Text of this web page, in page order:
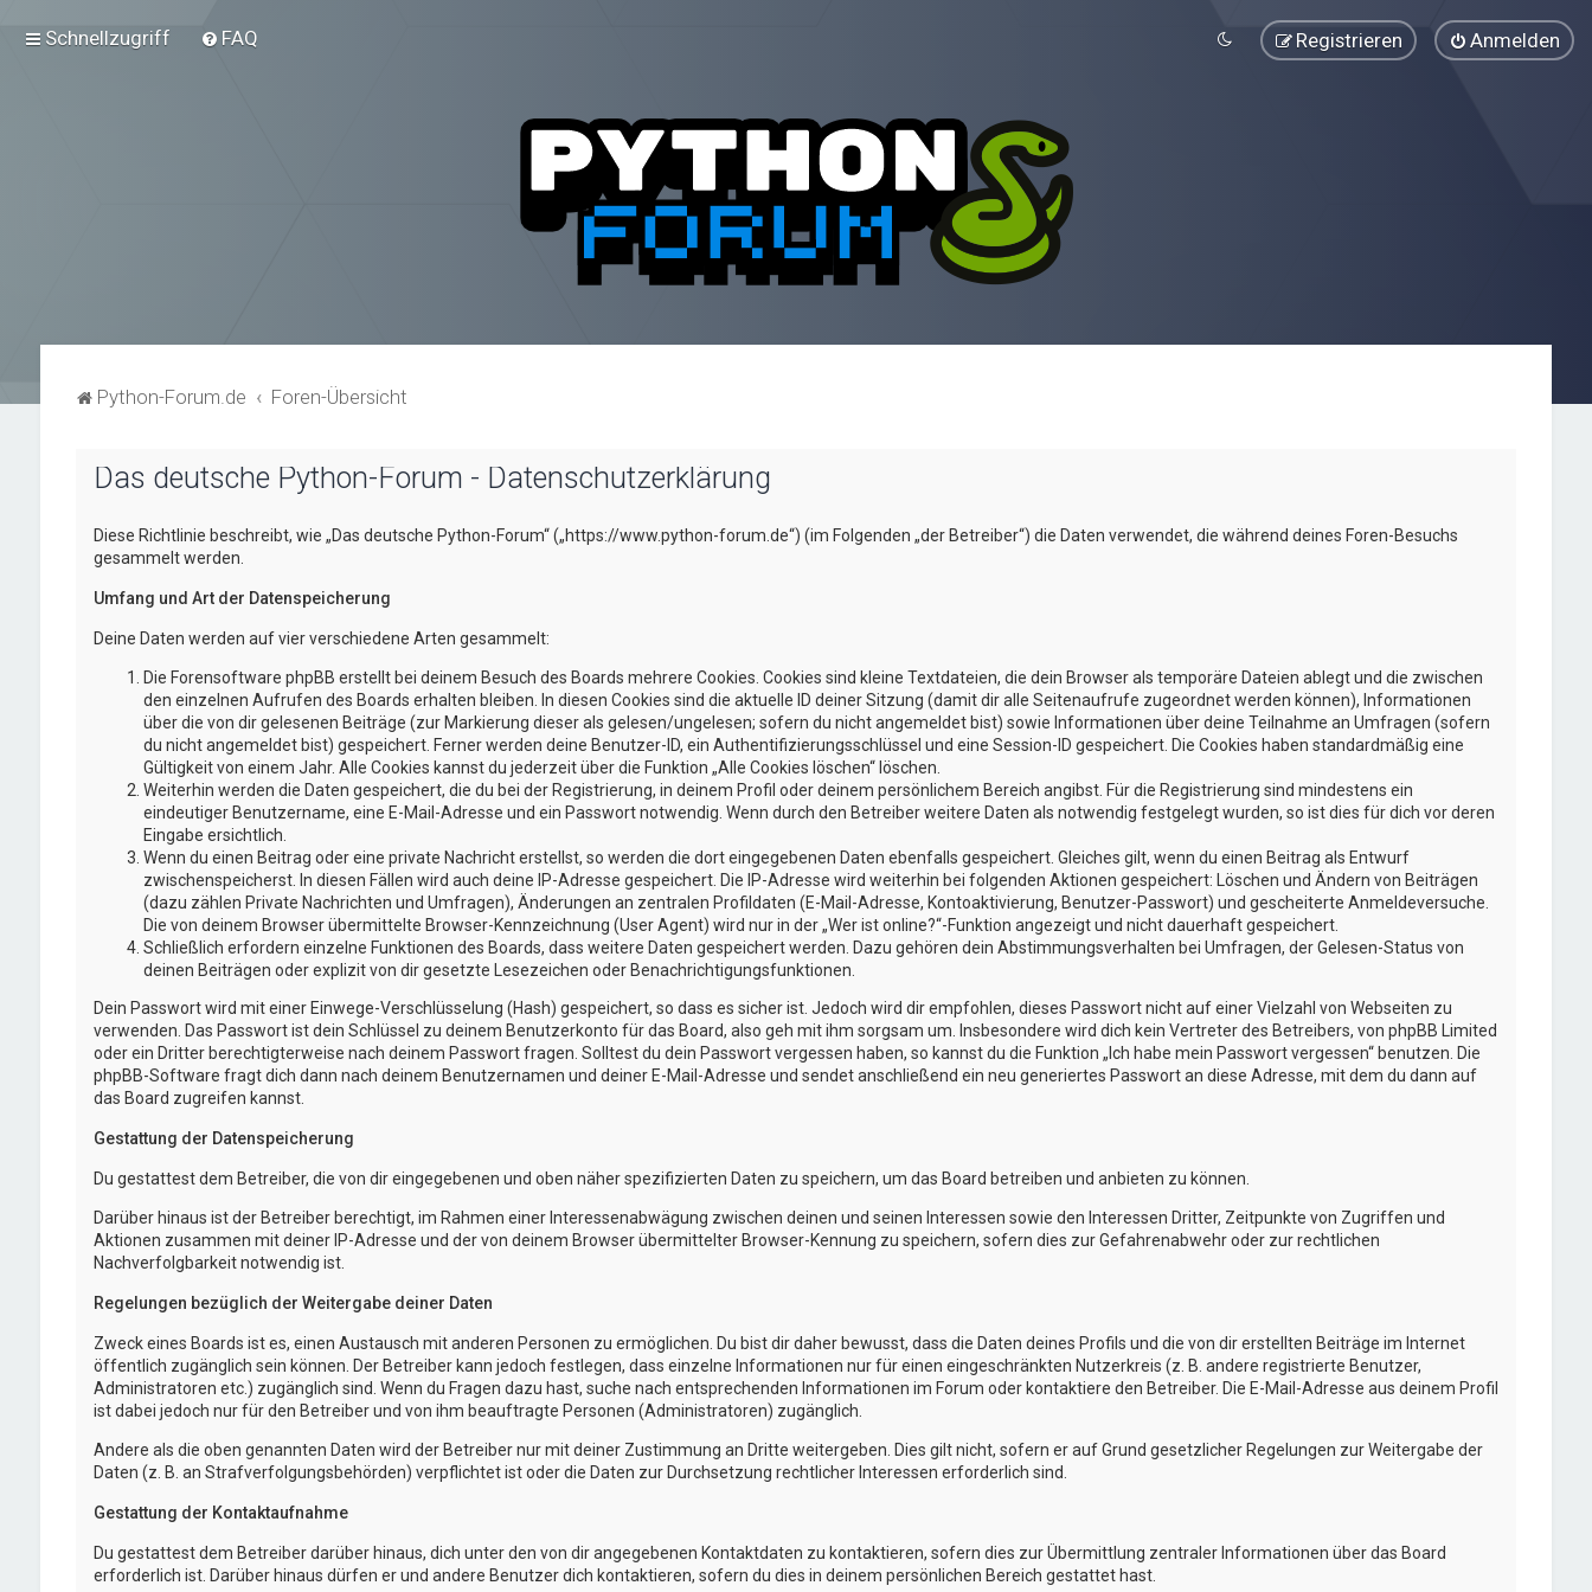
Schnellzugriff FAQ Anmelden
Registrieren
Python-Forum.de Foren-Übersicht
Das deutsche Python-Forum - Datenschutzerklärung
Diese Richtlinie beschreibt, wie „Das deutsche Python-Forum“ („https://www.python-forum.de“) (im Folgenden „der Betreiber“) die Daten verwendet, die während deines Foren-Besuchs
gesammelt werden.
Umfang und Art der Datenspeicherung
Deine Daten werden auf vier verschiedene Arten gesammelt:
Die Forensoftware phpBB erstellt bei deinem Besuch des Boards mehrere Cookies. Cookies sind kleine Textdateien, die dein Browser als temporäre Dateien ablegt und die zwischen
den einzelnen Aufrufen des Boards erhalten bleiben. In diesen Cookies sind die aktuelle ID deiner Sitzung (damit dir alle Seitenaufrufe zugeordnet werden können), Informationen
über die von dir gelesenen Beiträge (zur Markierung dieser als gelesen/ungelesen; sofern du nicht angemeldet bist) sowie Informationen über deine Teilnahme an Umfragen (sofern
du nicht angemeldet bist) gespeichert. Ferner werden deine Benutzer-ID, ein Authentifizierungsschlüssel und eine Session-ID gespeichert. Die Cookies haben standardmäßig eine
Gültigkeit von einem Jahr. Alle Cookies kannst du jederzeit über die Funktion „Alle Cookies löschen“ löschen.
Weiterhin werden die Daten gespeichert, die du bei der Registrierung, in deinem Profil oder deinem persönlichem Bereich angibst. Für die Registrierung sind mindestens ein
eindeutiger Benutzername, eine E-Mail-Adresse und ein Passwort notwendig. Wenn durch den Betreiber weitere Daten als notwendig festgelegt wurden, so ist dies für dich vor deren
Eingabe ersichtlich.
Wenn du einen Beitrag oder eine private Nachricht erstellst, so werden die dort eingegebenen Daten ebenfalls gespeichert. Gleiches gilt, wenn du einen Beitrag als Entwurf
zwischenspeicherst. In diesen Fällen wird auch deine IP-Adresse gespeichert. Die IP-Adresse wird weiterhin bei folgenden Aktionen gespeichert: Löschen und Ändern von Beiträgen
(dazu zählen Private Nachrichten und Umfragen), Änderungen an zentralen Profildaten (E-Mail-Adresse, Kontoaktivierung, Benutzer-Passwort) und gescheiterte Anmeldeversuche.
Die von deinem Browser übermittelte Browser-Kennzeichnung (User Agent) wird nur in der „Wer ist online?“-Funktion angezeigt und nicht dauerhaft gespeichert.
Schließlich erfordern einzelne Funktionen des Boards, dass weitere Daten gespeichert werden. Dazu gehören dein Abstimmungsverhalten bei Umfragen, der Gelesen-Status von
deinen Beiträgen oder explizit von dir gesetzte Lesezeichen oder Benachrichtigungsfunktionen.
Dein Passwort wird mit einer Einwege-Verschlüsselung (Hash) gespeichert, so dass es sicher ist. Jedoch wird dir empfohlen, dieses Passwort nicht auf einer Vielzahl von Webseiten zu
verwenden. Das Passwort ist dein Schlüssel zu deinem Benutzerkonto für das Board, also geh mit ihm sorgsam um. Insbesondere wird dich kein Vertreter des Betreibers, von phpBB Limited
oder ein Dritter berechtigterweise nach deinem Passwort fragen. Solltest du dein Passwort vergessen haben, so kannst du die Funktion „Ich habe mein Passwort vergessen“ benutzen. Die
phpBB-Software fragt dich dann nach deinem Benutzernamen und deiner E-Mail-Adresse und sendet anschließend ein neu generiertes Passwort an diese Adresse, mit dem du dann auf
das Board zugreifen kannst.
Gestattung der Datenspeicherung
Du gestattest dem Betreiber, die von dir eingegebenen und oben näher spezifizierten Daten zu speichern, um das Board betreiben und anbieten zu können.
Darüber hinaus ist der Betreiber berechtigt, im Rahmen einer Interessenabwägung zwischen deinen und seinen Interessen sowie den Interessen Dritter, Zeitpunkte von Zugriffen und
Aktionen zusammen mit deiner IP-Adresse und der von deinem Browser übermittelter Browser-Kennung zu speichern, sofern dies zur Gefahrenabwehr oder zur rechtlichen
Nachverfolgbarkeit notwendig ist.
Regelungen bezüglich der Weitergabe deiner Daten
Zweck eines Boards ist es, einen Austausch mit anderen Personen zu ermöglichen. Du bist dir daher bewusst, dass die Daten deines Profils und die von dir erstellten Beiträge im Internet
öffentlich zugänglich sein können. Der Betreiber kann jedoch festlegen, dass einzelne Informationen nur für einen eingeschränkten Nutzerkreis (z. B. andere registrierte Benutzer,
Administratoren etc.) zugänglich sind. Wenn du Fragen dazu hast, suche nach entsprechenden Informationen im Forum oder kontaktiere den Betreiber. Die E-Mail-Adresse aus deinem Profil
ist dabei jedoch nur für den Betreiber und von ihm beauftragte Personen (Administratoren) zugänglich.
Andere als die oben genannten Daten wird der Betreiber nur mit deiner Zustimmung an Dritte weitergeben. Dies gilt nicht, sofern er auf Grund gesetzlicher Regelungen zur Weitergabe der
Daten (z. B. an Strafverfolgungsbehörden) verpflichtet ist oder die Daten zur Durchsetzung rechtlicher Interessen erforderlich sind.
Gestattung der Kontaktaufnahme
Du gestattest dem Betreiber darüber hinaus, dich unter den von dir angegebenen Kontaktdaten zu kontaktieren, sofern dies zur Übermittlung zentraler Informationen über das Board
erforderlich ist. Darüber hinaus dürfen er und andere Benutzer dich kontaktieren, sofern du dies in deinem persönlichen Bereich gestattet hast.